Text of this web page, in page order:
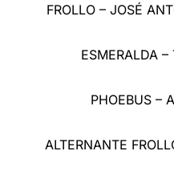
FROLLO – JOSÉ
ESMERALDA
PHOEBUS –
ALTERNANTE